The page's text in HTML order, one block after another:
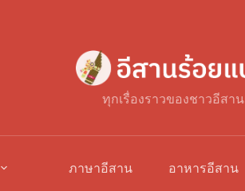
ทุกเรื่องราวของชาวอีสาน
ภาษาอีสาน อาหารอีสาน